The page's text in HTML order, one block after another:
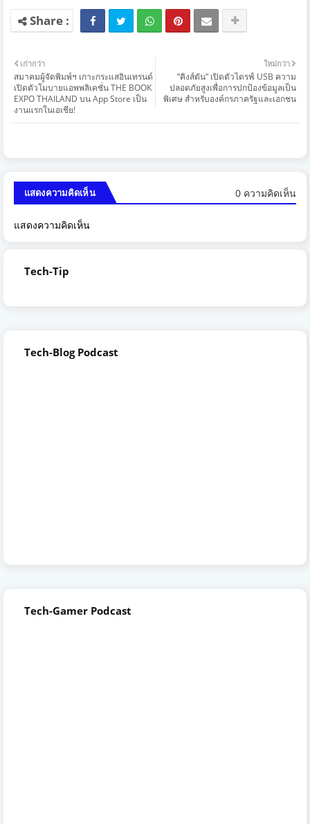
ใหม่กว่า
“คิงส์ตัน” เปิดตัวไดรฟ์ USB ความ
ปลอดภัยสูงเพื่อการปกป้องข้อมูลเป็น
พิเศษ สำหรับองค์กรภาครัฐและเอกชน
เก่ากว่า
สมาคมผู้จัดพิมพ์ฯ เกาะกระแสอินเทรนด์
เปิดตัวโมบายแอพพลิเคชั่น THE BOOK
EXPO THAILAND บน App Store เป็น
งานแรกในเอเชีย!
แสดงความคิดเห็น 0 ความคิดเห็น
แสดงความคิดเห็น
Tech-Tip
Tech-Blog Podcast
Tech-Gamer Podcast